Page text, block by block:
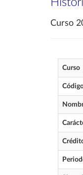
Curso
Curso